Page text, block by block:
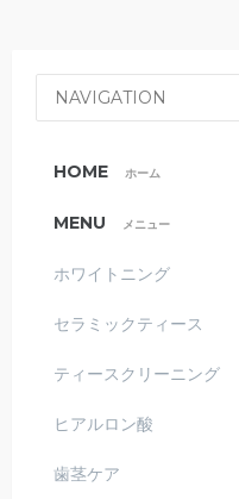
NAVIGATION
HOME ホーム
MENU メニュー
ホワイトニング
セラミックティース
ティースクリーニング
ヒアルロン酸
歯茎ケア